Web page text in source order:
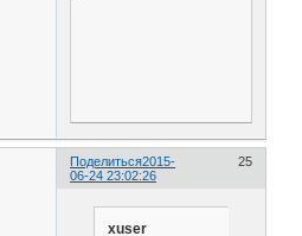
Поделиться 25
2015-
06-24 23:02:26
xuser